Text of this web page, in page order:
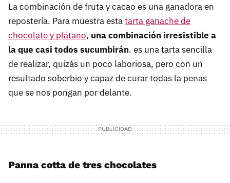
La combinación de fruta y cacao es una ganadora en
repostería. Para muestra estatarta ganache de
chocolate y plátano, una combinación irresistible a
la que casi todos sucumbirán. es una tarta sencilla
de realizar, quizás un poco laboriosa, pero con un
resultado soberbio y capaz de curar todas la penas
que se nos pongan por delante.
Panna cotta de tres chocolates